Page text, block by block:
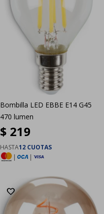
Bombilla LED EBBE E14 G45
470 lumen
$ 219
HASTA12 CUOTAS
|
|